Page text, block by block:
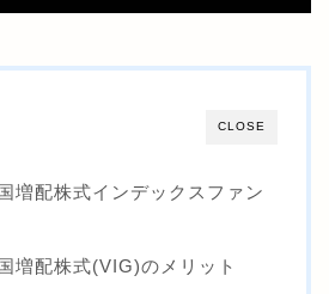
CLOSE
増配株式インデックスファン
増配株式(VIG)のメリット